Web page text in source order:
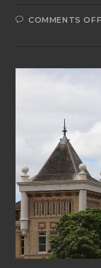
COMMENTS OFF